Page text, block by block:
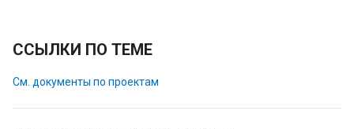
ССЫЛКИ ПО ТЕМЕ
См. документы по проектам